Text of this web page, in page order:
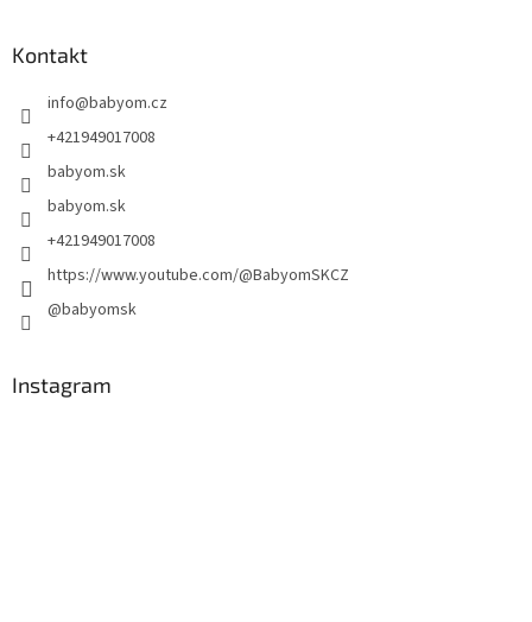
Kontakt
info@babyom.cz
+421949017008
babyom.sk
babyom.sk
+421949017008
https://www.youtube.com/@BabyomSKCZ
@babyomsk
Instagram